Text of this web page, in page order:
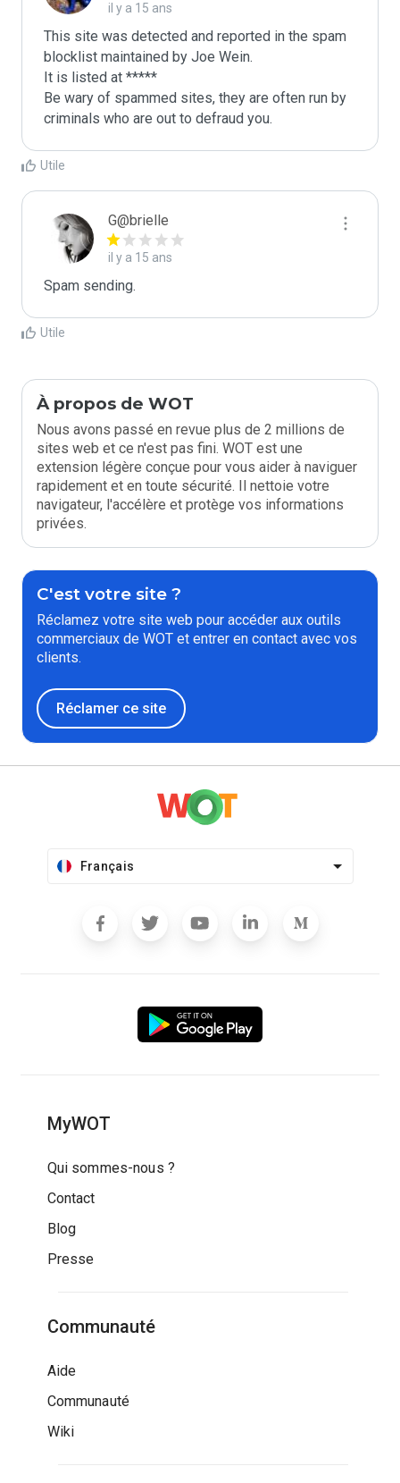
il y a 15 ans
This site was detected and reported in the spam
blocklist maintained by Joe Wein.
It is listed at *****
Be wary of spammed sites, they are often run by
criminals who are out to defraud you.
Utile
G@brielle
il y a 15 ans
Spam sending.
Utile
À propos de WOT
Nous avons passé en revue plus de 2 millions de
sites web et ce n'est pas fini. WOT est une
extension légère conçue pour vous aider à naviguer
rapidement et en toute sécurité. Il nettoie votre
navigateur, l'accélère et protège vos informations
privées.
C'est votre site ?
Réclamez votre site web pour accéder aux outils
commerciaux de WOT et entrer en contact avec vos
clients.
Réclamer ce site
Français
MyWOT
Qui sommes-nous ?
Contact
Blog
Presse
Communauté
Aide
Communauté
Wiki